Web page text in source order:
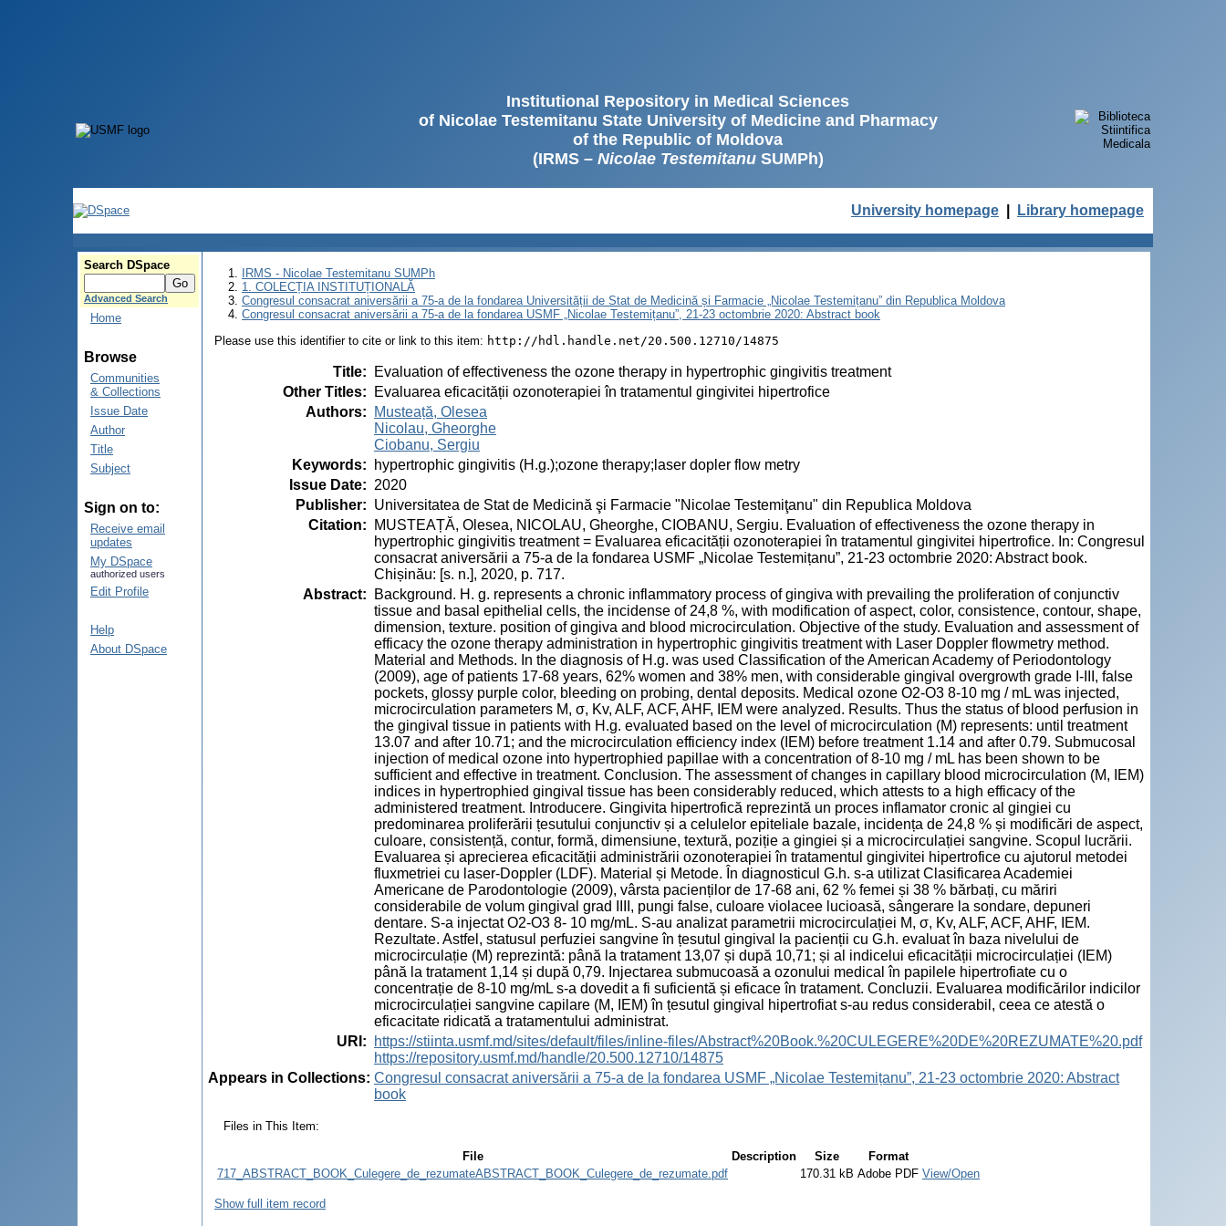
Institutional Repository in Medical Sciences
of Nicolae Testemitanu State University of Medicine and Pharmacy
of the Republic of Moldova
(IRMS – Nicolae TestemitanuSUMPh)
University homepage Library homepage
Search DSpace
Advanced Search
Home
Browse
Communities
& Collections
Issue Date
Author
Title
Subject
Sign on to:
Receive email
updates
My DSpace
authorized users
Edit Profile
Help
About DSpace
IRMS - Nicolae Testemitanu SUMPh
1. COLECȚIA INSTITUȚIONALĂ
Congresul consacrat aniversării a 75-a de la fondarea Universității de Stat de Medicină și Farmacie „Nicolae Testemițanu” din Republica Moldova
Congresul consacrat aniversării a 75-a de la fondarea USMF „Nicolae Testemițanu”, 21-23 octombrie 2020: Abstract book
Please use this identifier to cite or link to this item: http://hdl.handle.net/20.500.12710/14875
Title:
Evaluation of effectiveness the ozone therapy in hypertrophic gingivitis treatment
Other Titles:
Evaluarea eficacității ozonoterapiei în tratamentul gingivitei hipertrofice
Authors:
Musteață, Olesea
Nicolau, Gheorghe
Ciobanu, Sergiu
Keywords:
hypertrophic gingivitis (H.g.);ozone therapy;laser dopler flow metry
Issue Date: 2020
Publisher: Universitatea de Stat de Medicină şi Farmacie "Nicolae Testemiţanu" din Republica Moldova
Citation:
MUSTEAȚĂ, Olesea, NICOLAU, Gheorghe, CIOBANU, Sergiu. Evaluation of effectiveness the ozone therapy in
hypertrophic gingivitis treatment = Evaluarea eficacității ozonoterapiei în tratamentul gingivitei hipertrofice. In: Congresul
consacrat aniversării a 75-a de la fondarea USMF „Nicolae Testemițanu”, 21-23 octombrie 2020: Abstract book.
Chișinău: [s. n.], 2020, p. 717.
Abstract:
Background. H. g. represents a chronic inflammatory process of gingiva with prevailing the proliferation of conjunctiv
tissue and basal epithelial cells, the incidense of 24,8 %, with modification of aspect, color, consistence, contour, shape,
dimension, texture. position of gingiva and blood microcirculation. Objective of the study. Evaluation and assessment of
efficacy the ozone therapy administration in hypertrophic gingivitis treatment with Laser Doppler flowmetry method.
Material and Methods. In the diagnosis of H.g. was used Classification of the American Academy of Periodontology
(2009), age of patients 17-68 years, 62% women and 38% men, with considerable gingival overgrowth grade I-III, false
pockets, glossy purple color, bleeding on probing, dental deposits. Medical ozone O2-O3 8-10 mg / mL was injected,
microcirculation parameters M, σ, Kv, ALF, ACF, AHF, IEM were analyzed. Results. Thus the status of blood perfusion in
the gingival tissue in patients with H.g. evaluated based on the level of microcirculation (M) represents: until treatment
13.07 and after 10.71; and the microcirculation efficiency index (IEM) before treatment 1.14 and after 0.79. Submucosal
injection of medical ozone into hypertrophied papillae with a concentration of 8-10 mg / mL has been shown to be
sufficient and effective in treatment. Conclusion. The assessment of changes in capillary blood microcirculation (M, IEM)
indices in hypertrophied gingival tissue has been considerably reduced, which attests to a high efficacy of the
administered treatment. Introducere. Gingivita hipertrofică reprezintă un proces inflamator cronic al gingiei cu
predominarea proliferării țesutului conjunctiv și a celulelor epiteliale bazale, incidența de 24,8 % și modificări de aspect,
culoare, consistență, contur, formă, dimensiune, textură, poziție a gingiei și a microcirculației sangvine. Scopul lucrării.
Evaluarea și aprecierea eficacității administrării ozonoterapiei în tratamentul gingivitei hipertrofice cu ajutorul metodei
fluxmetriei cu laser-Doppler (LDF). Material și Metode. În diagnosticul G.h. s-a utilizat Clasificarea Academiei
Americane de Parodontologie (2009), vârsta pacienților de 17-68 ani, 62 % femei și 38 % bărbați, cu măriri
considerabile de volum gingival grad IIII, pungi false, culoare violacee lucioasă, sângerare la sondare, depuneri
dentare. S-a injectat O2-O3 8- 10 mg/mL. S-au analizat parametrii microcirculației M, σ, Kv, ALF, ACF, AHF, IEM.
Rezultate. Astfel, statusul perfuziei sangvine în țesutul gingival la pacienții cu G.h. evaluat în baza nivelului de
microcirculație (M) reprezintă: până la tratament 13,07 și după 10,71; și al indicelui eficacității microcirculației (IEM)
până la tratament 1,14 și după 0,79. Injectarea submucoasă a ozonului medical în papilele hipertrofiate cu o
concentrație de 8-10 mg/mL s-a dovedit a fi suficientă și eficace în tratament. Concluzii. Evaluarea modificărilor indicilor
microcirculației sangvine capilare (M, IEM) în țesutul gingival hipertrofiat s-au redus considerabil, ceea ce atestă o
eficacitate ridicată a tratamentului administrat.
URI :
https://stiinta.usmf.md/sites/default/files/inline-files/Abstract%20Book.%20CULEGERE%20DE%20REZUMATE%20.pdf
https://repository.usmf.md/handle/20.500.12710/14875
Appears in Collections: Congresul consacrat aniversării a 75-a de la fondarea USMF „Nicolae Testemițanu”, 21-23 octombrie 2020: Abstract
book
Files in This Item:
File Description Size
Format
717_ABSTRACT_BOOK_Culegere_de_rezumateABSTRACT_BOOK_Culegere_de_rezumate.pdf
170.31 kB Adobe PDF View/Open
Show full item record